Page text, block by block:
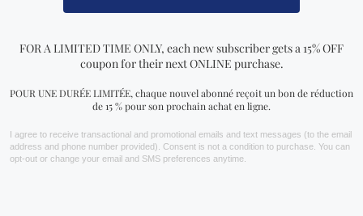
Vous aimerez peut-être aussi…